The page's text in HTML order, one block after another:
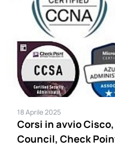
18 Aprile 2025
Corsi in avvio
Council, Check